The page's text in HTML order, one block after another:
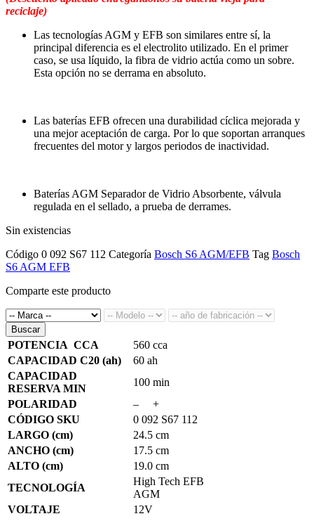
era:
reciclaje)
Las tecnologías AGM y EFB son similares entre sí, la
principal diferencia es el electrolito utilizado. En el primer
caso, se usa líquido, la fibra de vidrio actúa como un sobre.
Esta opción no se derrama en absoluto.
Las baterías EFB ofrecen una durabilidad cíclica mejorada y
una mejor aceptación de carga. Por lo que soportan arranques
frecuentes del motor y largos periodos de inactividad.
Baterías AGM Separador de Vidrio Absorbente, válvula
regulada en el sellado, a prueba de derrames.
Sin existencias
Código 0 092 S67 112 Categoría Bosch S6 AGM/EFB Tag Bosch
S6 AGM EFB
Comparte este producto
Buscar
POTENCIA CCA
560 cca
CAPACIDAD C20 (ah)
60 ah
CAPACIDAD
RESERVA MIN
100 min
POLARIDAD
– +
CÓDIGO SKU
0 092 S67 112
LARGO (cm)
24.5 cm
ANCHO (cm)
17.5 cm
ALTO (cm)
19.0 cm
TECNOLOGÍA
High Tech EFB
AGM
VOLTAJE
12V